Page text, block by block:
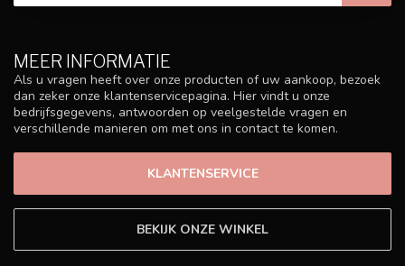
MEER INFORMATIE
Als u vragen heeft over onze producten of uw aankoop, bezoek
dan zeker onze klantenservicepagina. Hier vindt u onze
bedrijfsgegevens, antwoorden op veelgestelde vragen en
verschillende manieren om met ons in contact te komen.
KLANTENSERVICE
BEKIJK ONZE WINKEL